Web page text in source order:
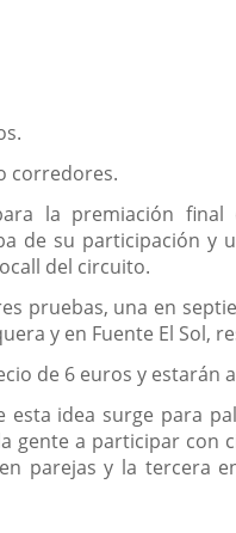
corredores.
la premiación
de su participación
del circuito.
pruebas, una en
y en Fuente El Sol,
de 6 euros y
esta idea surge para
gente a participar con
parejas y la tercera